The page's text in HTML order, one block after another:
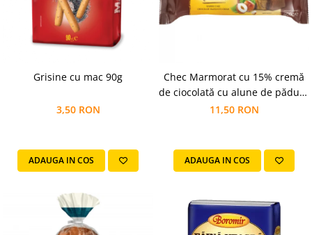
Grisine cu mac 90g
3,50 RON
ADAUGA IN COS
Chec Marmorat cu 15% cremă
de ciocolată cu alune de pădure
400g
11,50 RON
ADAUGA IN COS